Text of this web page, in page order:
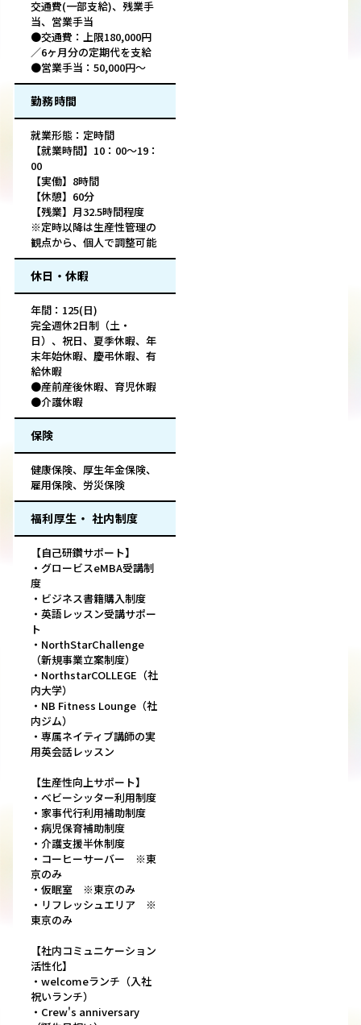
交通費(一部支給)、残業手
当、営業手当
●交通費：上限180,000円
／6ヶ月分の定期代を支給
●営業手当：50,000円～
勤務時間
就業形態：定時間
【就業時間】10：00～19：
00
【実働】8時間
【休憩】60分
【残業】月32.5時間程度
※定時以降は生産性管理の
観点から、個人で調整可能
休日・休暇
年間：125(日)
完全週休2日制（土・
日）、祝日、夏季休暇、年
末年始休暇、慶弔休暇、有
給休暇
●産前産後休暇、育児休暇
●介護休暇
保険
健康保険、厚生年金保険、
雇用保険、労災保険
福利厚生・ 社内制度
【自己研鑽サポート】
・グロービスeMBA受講制
度
・ビジネス書籍購入制度
・英語レッスン受講サポー
ト
・NorthStarChallenge
（新規事業立案制度）
・NorthstarCOLLEGE（社
内大学）
・NB Fitness Lounge（社
内ジム）
・専属ネイティブ講師の実
用英会話レッスン
【生産性向上サポート】
・ベビーシッター利用制度
・家事代行利用補助制度
・病児保育補助制度
・介護支援半休制度
・コーヒーサーバー ※東
京のみ
・仮眠室 ※東京のみ
・リフレッシュエリア ※
東京のみ
【社内コミュニケーション
活性化】
・welcomeランチ（入社
祝いランチ）
・Crew's anniversary